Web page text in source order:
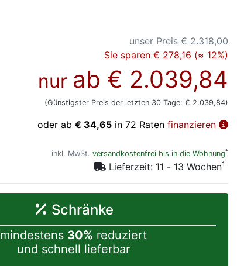
unser Preis € 2.318,00
Sie sparen € 278,16 (≈ 12%)
nur ab € 2.039,84
(Günstigster Preis der letzten 30 Tage: € 2.039,84)
oder ab € 34,65 in 72 Raten finanzieren
inkl. MwSt. versandkostenfrei bis in die Wohnung*
Lieferzeit: 11 - 13 Wochen1
Schränke
mindestens 30% reduziert
und schnell lieferbar